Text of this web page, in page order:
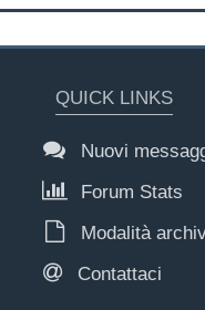
QUICK LINKS
Nuovi
Forum Stats
Modalità
Contattaci